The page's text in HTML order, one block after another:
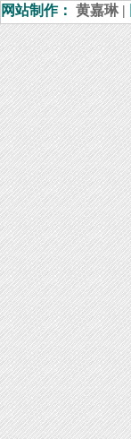
网站制作： 黄嘉琳|